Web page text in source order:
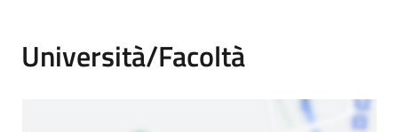
Università/Facoltà